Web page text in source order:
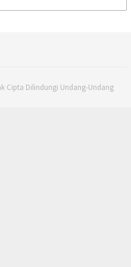
Cipta Dilindungi Undang-Undang